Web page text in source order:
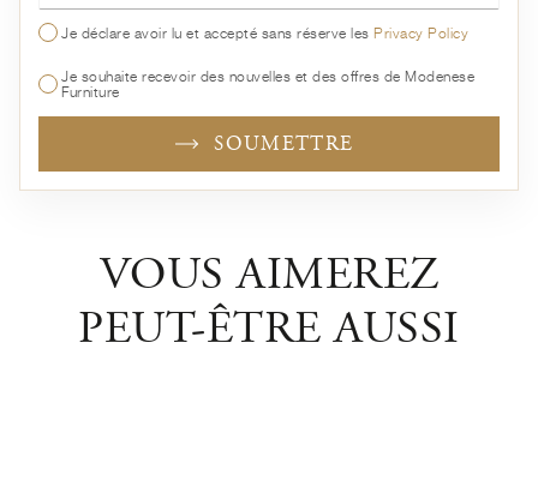
Je déclare avoir lu et accepté sans réserve lesPrivacy Policy
Je souhaite recevoir des nouvelles et des offres de Modenese
Furniture
SOUMETTRE
VOUS AIMEREZ
PEUT-ÊTRE AUSSI